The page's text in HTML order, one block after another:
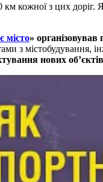
кожної з цих
місто»
з містобудування,
нових